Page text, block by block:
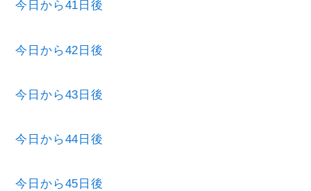
今日から41日後
今日から42日後
今日から43日後
今日から44日後
今日から45日後